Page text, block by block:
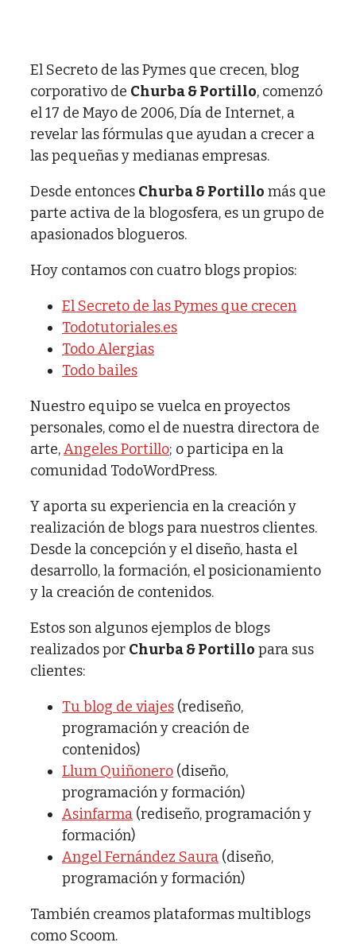
El Secreto de las Pymes que crecen, blog
corporativo de Churba & Portillo, comenzó
el 17 de Mayo de 2006, Día de Internet, a
revelar las fórmulas que ayudan a crecer a
las pequeñas y medianas empresas.
Desde entonces Churba & Portillo más que
parte activa de la blogosfera, es un grupo de
apasionados blogueros.
Hoy contamos con cuatro blogs propios:
El Secreto de las Pymes que crecen
Todotutoriales.es
Todo Alergias
Todo bailes
Nuestro equipo se vuelca en proyectos
personales, como el de nuestra directora de
arte,Angeles Portillo; o participa en la
comunidad TodoWordPress.
Y aporta su experiencia en la creación y
realización de blogs para nuestros clientes.
Desde la concepción y el diseño, hasta el
desarrollo, la formación, el posicionamiento
y la creación de contenidos.
Estos son algunos ejemplos de blogs
realizados por Churba & Portillo para sus
clientes:
Tu blog de viajes (rediseño,
programación y creación de
contenidos)
Llum Quiñonero (diseño,
programación y formación)
Asinfarma (rediseño, programación y
formación)
Angel Fernández Saura (diseño,
programación y formación)
También creamos plataformas multiblogs
como Scoom.